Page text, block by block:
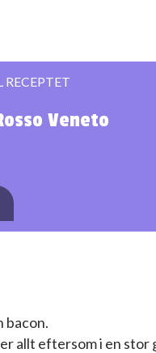
Veneto
bacon.
allt eftersom i en stor